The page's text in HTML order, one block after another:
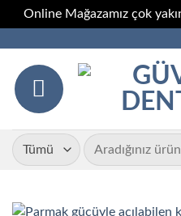
Online Mağazamız çok
Ara: